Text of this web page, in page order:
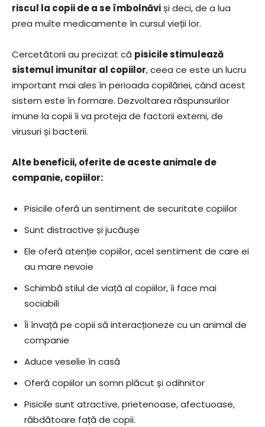
riscul la copii de a se îmbolnăviși deci, de a lua
prea multe medicamente în cursul vieții lor.
Cercetătorii au precizat că pisicile stimulează
sistemul imunitar al copiilor, ceea ce este un lucru
important mai ales în perioada copilăriei, când acest
sistem este în formare. Dezvoltarea răspunsurilor
imune la copii îi va proteja de factorii externi, de
virusuri și bacterii.
Alte beneficii, oferite de aceste animale de
companie, copiilor:
Pisicile oferă un sentiment de securitate copiilor
Sunt distractive și jucăușe
Ele oferă atenție copiilor, acel sentiment de care ei
au mare nevoie
Schimbă stilul de viață al copiilor, îi face mai
sociabili
Îi învață pe copii să interacționeze cu un animal de
companie
Aduce veselie în casă
Oferă copiilor un somn plăcut și odihnitor
Pisicile sunt atractive, prietenoase, afectuoase,
răbdătoare față de copii.